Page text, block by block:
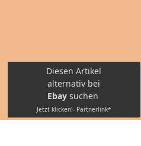
Diesen Artikel
alternativ bei
Ebay suchen
Jetzt klicken!- Partnerlink*